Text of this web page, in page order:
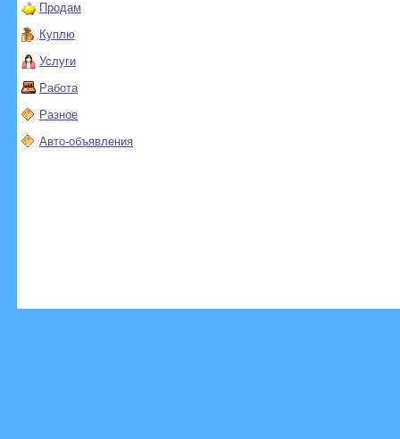
Продам
Куплю
Услуги
Работа
Разное
Авто-объявления